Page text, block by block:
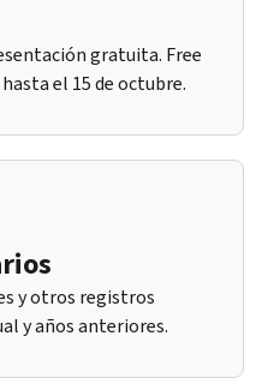
gratuita. Free
el 15 de octubre.
y otros registros
y años anteriores.